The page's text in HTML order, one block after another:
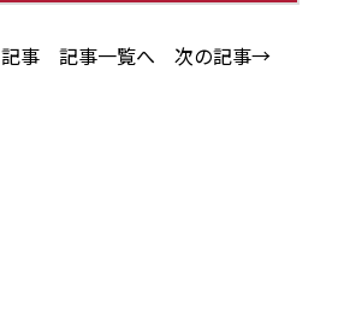
事 記事一覧へ 次の記事→